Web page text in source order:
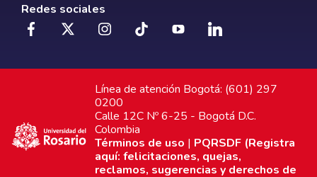
Redes sociales
Línea de atención Bogotá: (601) 297
0200
Calle 12C Nº 6-25 - Bogotá D.C.
Colombia
Términos de uso | PQRSDF (Registra
aquí: felicitaciones, quejas,
reclamos, sugerencias y derechos de